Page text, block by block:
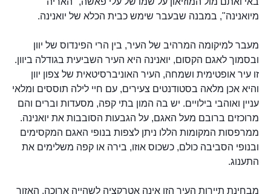
מיואנינה", במבנה שבעבר שימש כבית הכלא של יואנינה.
מעבר למיקומה המרהיב של העיר, בין הרי הפינדוס של יוון
ובסמוך לאגם הקסום, יואנינה היא העיר השביעית בגודלה ביוון.
זו עיר אופטימית ושמחה, העיר האוניברסיטאית של צפון יוון
והיא אכן מלאה בסטודנטים צעירים, עם חיי לילה תוססים ומלאי
עניין ואוהבי בילויים. יש בה המון בתי קפה, מסעדות וברים והם
מרוכזים ברובם מעל האגם, על הגבעות הסובבות את יואנינה.
ממרפסות המקומות הללו ניתן לצפות בנופי האגם המקסימים
ובנופי הסביבה כולם, כשכוס אוזו, בירה או קפה משלימים את
התענוג.
מבחינת תיירות העיר הזו אינה אטרקציה לשהייה ארוכה. האזור